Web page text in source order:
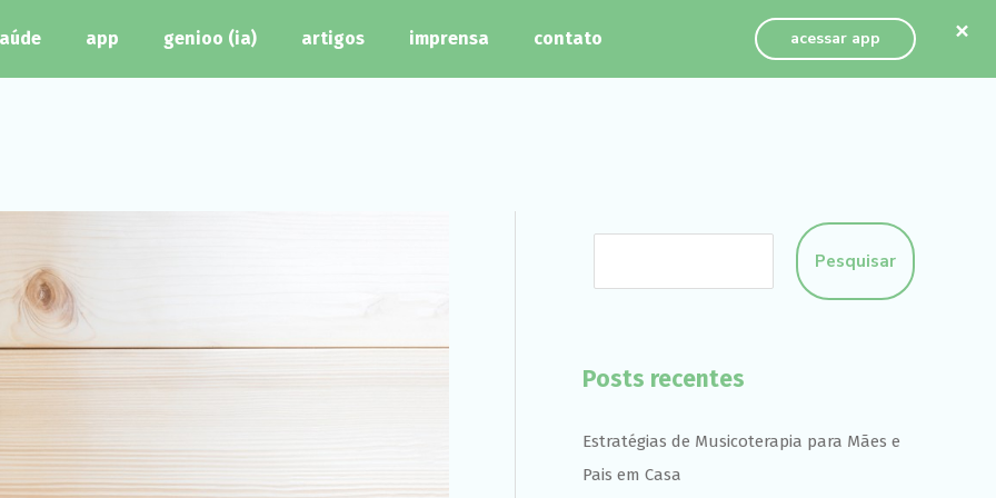
app genioo (ia) artigos imprensa contato acessar app
Pesquisar
Posts recentes
Estratégias de Musicoterapia para Mães e
Pais em Casa
×